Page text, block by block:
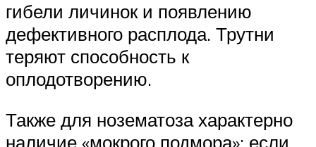
гибели личинок и появлению
дефективного расплода. Трутни
теряют способность к
оплодотворению.
Также для нозематоза характерно
наличие «мокрого подмора»: если